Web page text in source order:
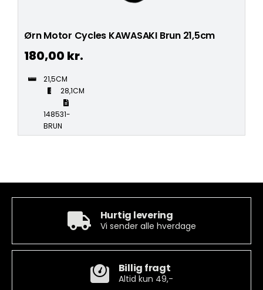
Ørn Motor Cycles KAWASAKI Brun 21,5cm
180,00 kr.
21,5CM
28,1CM
148531-
BRUN
Hurtig levering
Vi sender alle hverdage
Billig fragt
Altid kun 49,-